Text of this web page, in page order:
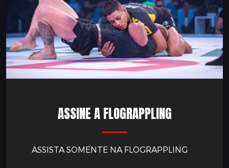
ASSINE A FLOGRAPPLING
ASSISTA SOMENTE NA FLOGRAPPLING